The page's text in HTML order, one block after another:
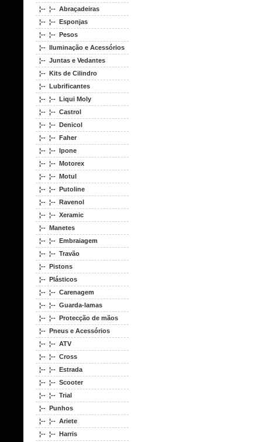
¦-- ¦-- Abraçadeiras
¦-- ¦-- Esponjas
¦-- ¦-- Pesos
¦-- Iluminação e Acessórios
¦-- Juntas e Vedantes
¦-- Kits de Cilindro
¦-- Lubrificantes
¦-- ¦-- Liqui Moly
¦-- ¦-- Castrol
¦-- ¦-- Denicol
¦-- ¦-- Faher
¦-- ¦-- Ipone
¦-- ¦-- Motorex
¦-- ¦-- Motul
¦-- ¦-- Putoline
¦-- ¦-- Ravenol
¦-- ¦-- Xeramic
¦-- Manetes
¦-- ¦-- Embraiagem
¦-- ¦-- Travão
¦-- Pistons
¦-- Plásticos
¦-- ¦-- Carenagem
¦-- ¦-- Guarda-lamas
¦-- ¦-- Protecção de mãos
¦-- Pneus e Acessórios
¦-- ¦-- ATV
¦-- ¦-- Cross
¦-- ¦-- Estrada
¦-- ¦-- Scooter
¦-- ¦-- Trial
¦-- Punhos
¦-- ¦-- Ariete
¦-- ¦-- Harris